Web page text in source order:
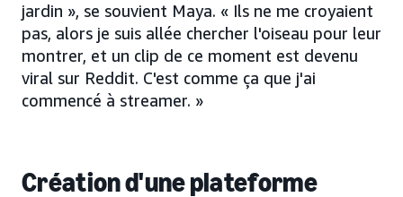
jardin », se souvient Maya. « Ils ne me croyaient
pas, alors je suis allée chercher l'oiseau pour leur
montrer, et un clip de ce moment est devenu
viral sur Reddit. C'est comme ça que j'ai
commencé à streamer. »
Création d'une plateforme